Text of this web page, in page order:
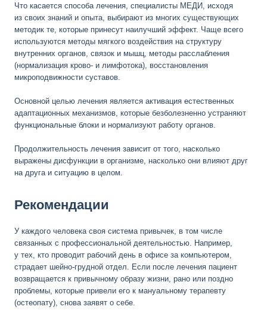
Что касается способа лечения, специалисты МЕДИ, исходя
из своих знаний и опыта, выбирают из многих существующих
методик те, которые принесут наилучший эффект. Чаще всего
используются методы мягкого воздействия на структуру
внутренних органов, связок и мышц, методы расслабления
(нормализация крово- и лимфотока), восстановления
микроподвижности суставов.
Основной целью лечения является активация естественных
адаптационных механизмов, которые безболезненно устраняют
функциональные блоки и нормализуют работу органов.
Продолжительность лечения зависит от того, насколько
выражены дисфункции в организме, насколько они влияют друг
на друга и ситуацию в целом.
Рекомендации
У каждого человека своя система привычек, в том числе
связанных с профессиональной деятельностью. Например,
у тех, кто проводит рабочий день в офисе за компьютером,
страдает шейно-грудной отдел. Если после лечения пациент
возвращается к привычному образу жизни, рано или поздно
проблемы, которые привели его к мануальному терапевту
(остеопату), снова заявят о себе.